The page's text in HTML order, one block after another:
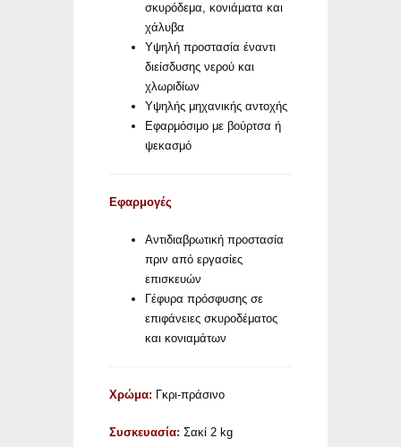
σκυρόδεμα, κονιάματα και
χάλυβα
Υψηλή προστασία έναντι
διείσδυσης νερού και
χλωριδίων
Υψηλής μηχανικής αντοχής
Εφαρμόσιμο με βούρτσα ή
ψεκασμό
Εφαρμογές
Αντιδιαβρωτική προστασία
πριν από εργασίες
επισκευών
Γέφυρα πρόσφυσης σε
επιφάνειες σκυροδέματος
και κονιαμάτων
Χρώμα: Γκρι-πράσινο
Συσκευασία: Σακί 2 kg